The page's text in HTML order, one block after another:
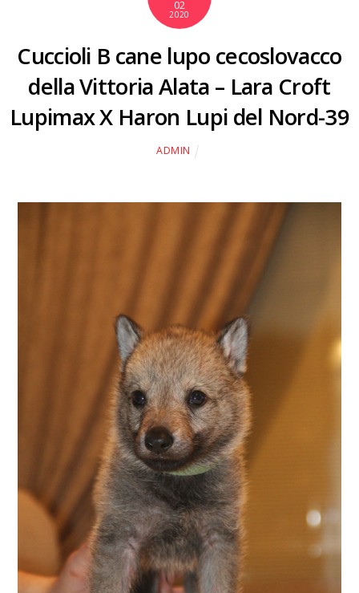
02
2020
Cuccioli B cane lupo cecoslovacco
della Vittoria Alata – Lara Croft
Lupimax X Haron Lupi del Nord-39
ADMIN